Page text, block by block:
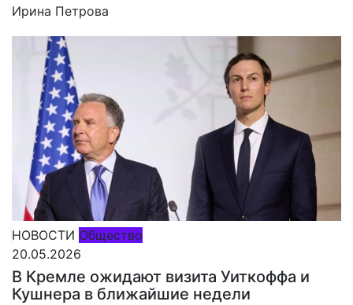
Ирина Петрова
НОВОСТИ Общество
20.05.2026
В Кремле ожидают визита Уиткоффа и
Кушнера в ближайшие недели